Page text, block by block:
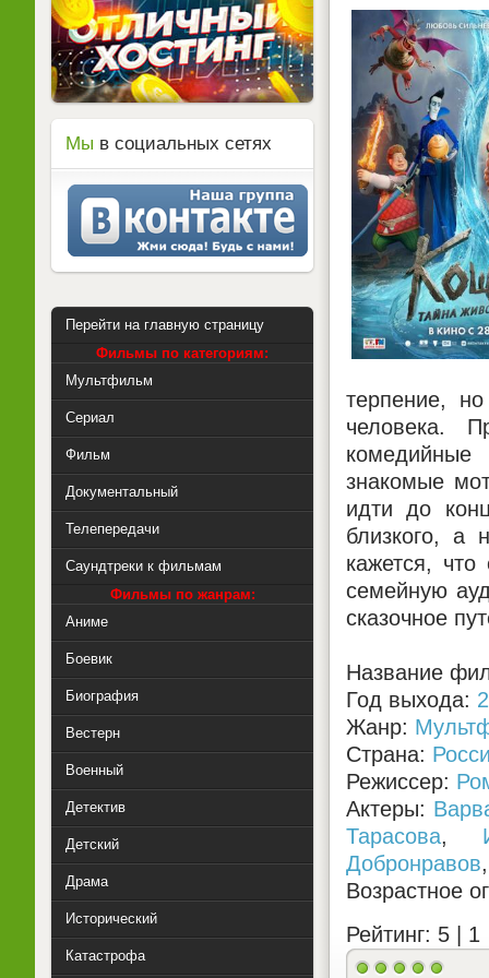
терпение,
человека.
знакомые
идти до
близкого, а
кажется,
семейную
сказочное
Название
Год выхода:
Жанр:
Страна:
Режиссер:
Актеры:
Тарасова,
Добронравов
Возрастное
Рейтинг: 5 | 1
Мы в социальных сетях
Перейти на главную страницу
Фильмы по категориям:
Мультфильм
Сериал
Фильм
Документальный
Телепередачи
Саундтреки к фильмам
Фильмы по жанрам:
Аниме
Боевик
Биография
Вестерн
Военный
Детектив
Детский
Драма
Исторический
Катастрофа